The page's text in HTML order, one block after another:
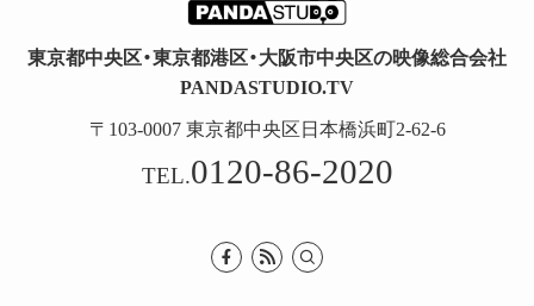
東京都中央区・東京都港区・大阪市中央区の映像総合会社
PANDASTUDIO.TV
〒103-0007 東京都中央区日本橋浜町2-62-6
TEL.0120-86-2020